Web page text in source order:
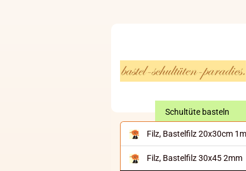
Schultüte basteln
Filz, Bastelfilz 20x30cm
Filz, Bastelfilz 30x45 2mm